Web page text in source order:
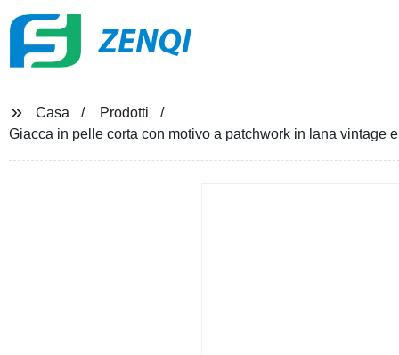
ZENQI
Casa
Prodotti
Giacca in pelle corta con motivo a patchwork in lana vintage